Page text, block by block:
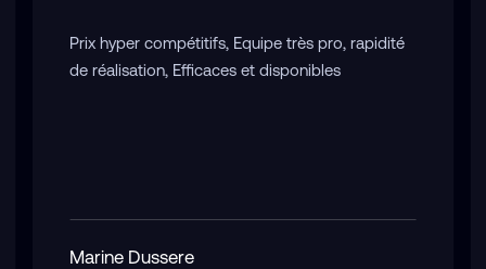
Prix hyper compétitifs, Equipe très pro, rapidité
de réalisation, Efficaces et disponibles
Marine Dussere